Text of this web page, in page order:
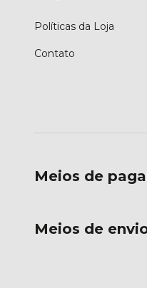
Políticas da Loja
Contato
Meios de
Meios de